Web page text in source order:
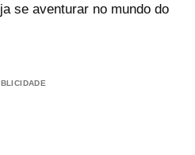
se aventurar no mundo do